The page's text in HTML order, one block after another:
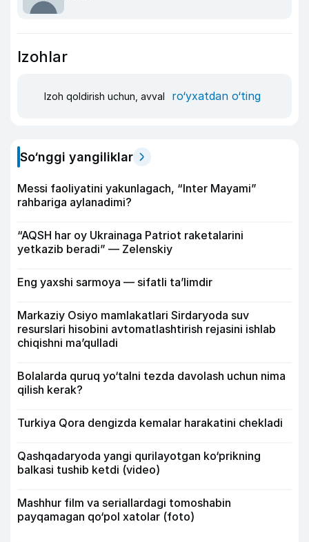
Izohlar
Izoh qoldirish uchun, avval ro‘yxatdan o‘ting
So‘nggi yangiliklar
Messi faoliyatini yakunlagach, “Inter Mayami”
rahbariga aylanadimi?
“AQSH har oy Ukrainaga Patriot raketalarini
yetkazib beradi” — Zelenskiy
Eng yaxshi sarmoya — sifatli ta’limdir
Markaziy Osiyo mamlakatlari Sirdaryoda suv
resurslari hisobini avtomatlashtirish rejasini ishlab
chiqishni ma’qulladi
Bolalarda quruq yo‘talni tezda davolash uchun nima
qilish kerak?
Turkiya Qora dengizda kemalar harakatini chekladi
Qashqadaryoda yangi qurilayotgan ko‘prikning
balkasi tushib ketdi (video)
Mashhur film va seriallardagi tomoshabin
payqamagan qo‘pol xatolar (foto)